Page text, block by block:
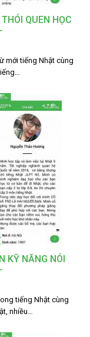
QUEN HỌC
mới tiếng Nhật cùng
KỸ NĂNG NÓI
tiếng Nhật cùng
nhiều…